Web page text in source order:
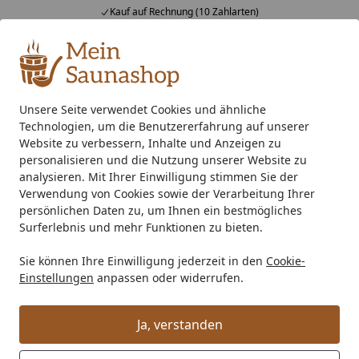
Unsere Seite verwendet Cookies und ähnliche
Technologien, um die Benutzererfahrung auf unserer
Website zu verbessern, Inhalte und Anzeigen zu
personalisieren und die Nutzung unserer Website zu
analysieren. Mit Ihrer Einwilligung stimmen Sie der
Verwendung von Cookies sowie der Verarbeitung Ihrer
persönlichen Daten zu, um Ihnen ein bestmögliches
Surferlebnis und mehr Funktionen zu bieten.
Sie können Ihre Einwilligung jederzeit in den Cookie-
Einstellungen anpassen oder widerrufen.
Ja, verstanden
Kauf auf Rechnung (10 Zahlarten)
Alle Produkte
Mein Konto
Suchen
Startseite
Zubehör Saunatür & Saunafenster Zubehör für
Zubehör für Saunatüren & Fenster
Ihre Artikelübersicht
Kategorien
29 Artikel gefunden